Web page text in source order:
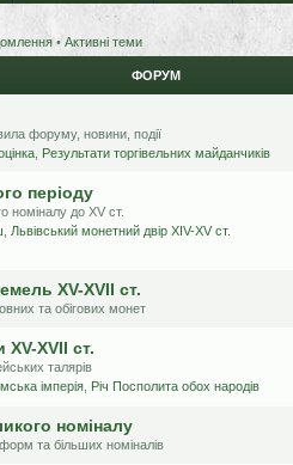
• Активні теми
ФОРУМ
форуму, новини, події
Результати торгівельних майданчиків
періоду
номіналу до XV ст.
Львівський монетний двір XIV-XV ст.
XV-XVII ст.
та обігових монет
XVII ст.
талярів
імперія Річ Посполита обох народів
номіналу
та більших номіналів